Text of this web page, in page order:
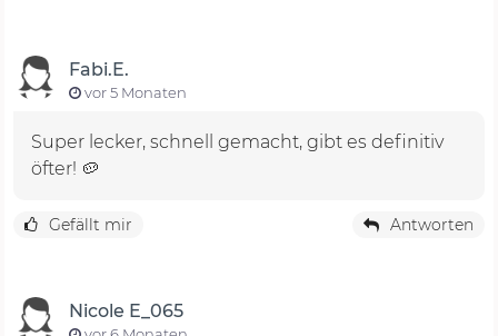
Fabi.E.
vor 5 Monaten
Super lecker, schnell gemacht, gibt es definitiv
öfter! 🥔
Gefällt mir Antworten
Nicole E_065